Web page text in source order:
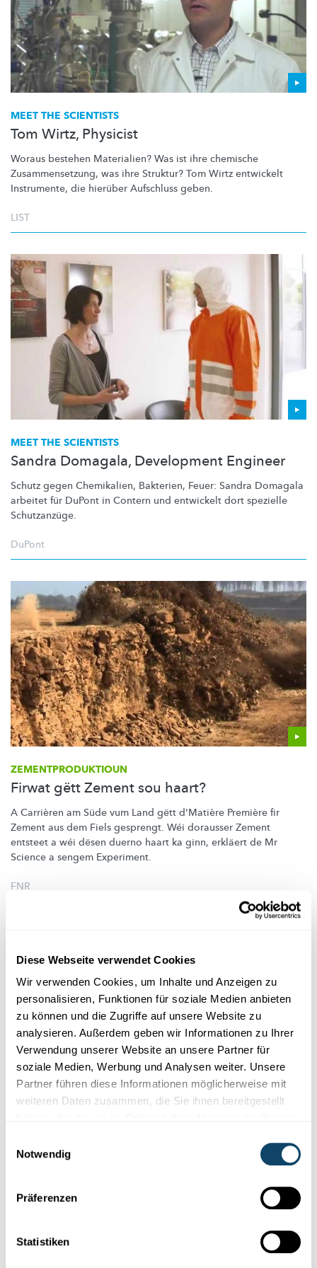
Diese Webseite verwendet Cookies
Wir verwenden Cookies, um Inhalte und Anzeigen zu
personalisieren, Funktionen für soziale Medien anbieten
zu können und die Zugriffe auf unsere Website zu
analysieren. Außerdem geben wir Informationen zu Ihrer
Verwendung unserer Website an unsere Partner für
soziale Medien, Werbung und Analysen weiter. Unsere
Partner führen diese Informationen möglicherweise mit
weiteren Daten zusammen, die Sie ihnen bereitgestellt
Notwendig
Präferenzen
Statistiken
MEET THE SCIENTISTS
Tom Wirtz, Physicist
Woraus bestehen Materialien? Was ist ihre chemische
Zusammensetzung, was ihre Struktur? Tom Wirtz entwickelt
Instrumente, die hierüber Aufschluss geben.
LIST
MEET THE SCIENTISTS
Sandra Domagala, Development Engineer
Schutz gegen Chemikalien, Bakterien, Feuer: Sandra Domagala
arbeitet für DuPont in Contern und entwickelt dort spezielle
Schutzanzüge.
DuPont
ZEMENTPRODUKTIOUN
Firwat gëtt Zement sou haart?
A Carrièren am Süde vum Land gëtt d'Matière Première fir
Zement aus dem Fiels gesprengt. Wéi dorausser Zement
entsteet a wéi dësen duerno haart ka ginn, erkläert de Mr
Science a sengem Experiment.
FNR
Wat léieren d’Fuerscher vun den ale Réimer fir méi stabille
FNR